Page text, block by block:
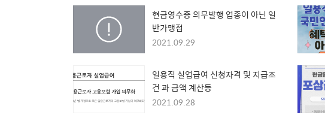
현금영수증 의무발행 업종이 아닌 일
반가맹점
2021.09.29
일용직 실업급여 신청자격 및 지급조
건 과 금액 계산등
2021.09.28